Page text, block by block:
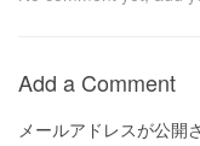
Add a Comment
メールアドレスが公開